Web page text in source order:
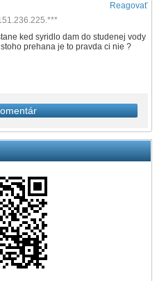
Reagovať
prehana je to pravda ci nie ?